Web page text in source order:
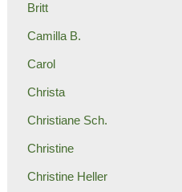
Britt
Camilla B.
Carol
Christa
Christiane Sch.
Christine
Christine Heller